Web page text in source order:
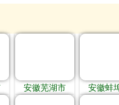
安徽芜湖市 安徽蚌